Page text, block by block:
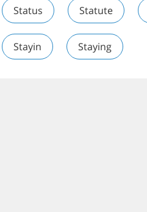
Status Statute
Stayin Staying